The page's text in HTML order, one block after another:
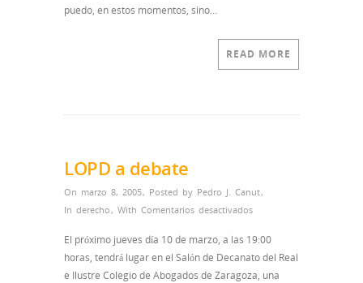
puedo, en estos momentos, sino…
READ MORE
LOPD a debate
On marzo 8, 2005, Posted by Pedro J. Canut,
In derecho, With Comentarios desactivadosen
a
debate
El próximo jueves día 10 de marzo, a las 19:00
horas, tendrá lugar en el Salón de Decanato del Real
e Ilustre Colegio de Abogados de Zaragoza, una